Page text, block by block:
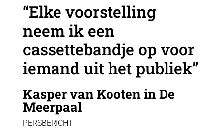
“Elke voorstelling
neem ik een
cassettebandje op voor
iemand uit het publiek”
Kasper van Kooten in De
Meerpaal
PERSBERICHT